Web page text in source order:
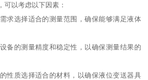
可以考虑以下因素：
求选择适合的测量范围，确保能够满足液体
备的测量精度和稳定性，以确保测量结果的
性质选择适合的材料，以确保液位变送器具